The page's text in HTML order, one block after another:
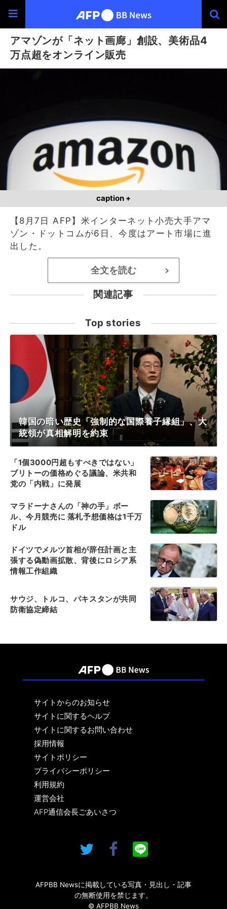
アマゾンが「ネット画廊」創設、美術品4
万点超をオンライン販売
caption +
【8月7日 AFP】米インターネット小売大手アマ
ゾン・ドットコムが6日、今度はアート市場に進
出した。
全文を読む >
関連記事
Top stories
韓国の暗い歴史「強制的な国際養子縁組」、大
統領が真相解明を約束
「1個3000円超もすべきではない」
ブリトーの価格めぐる議論、米共和
党の「内戦」に発展
マラドーナさんの「神の手」ボー
ル、今月競売に 落札予想価格は1千万
ドル
ドイツでメルツ首相が辞任計画と主
張する偽動画拡散、背後にロシア系
情報工作組織
サウジ、トルコ、パキスタンが共同
防衛協定締結
サイトからのお知らせ
サイトに関するヘルプ
サイトに関するお問い合わせ
採用情報
サイトポリシー
プライバシーポリシー
利用規約
運営会社
AFP通信会長ごあいさつ
AFPBB Newsに掲載している写真・見出し・記事
の無断使用を禁じます。
© AFPBB News